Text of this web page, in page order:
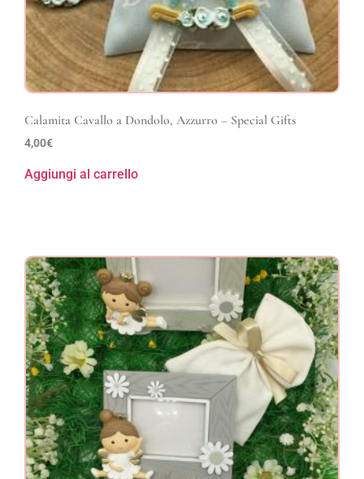
Calamita Cavallo a Dondolo, Azzurro – Special Gifts
4,00€
Aggiungi al carrello